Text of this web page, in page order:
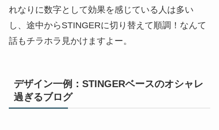
れなりに数字として効果を感じている人は多い
し、途中からSTINGERに切り替えて順調！なんて
話もチラホラ見かけますよー。
デザイン一例：STINGERベースのオシャレ
過ぎるブログ